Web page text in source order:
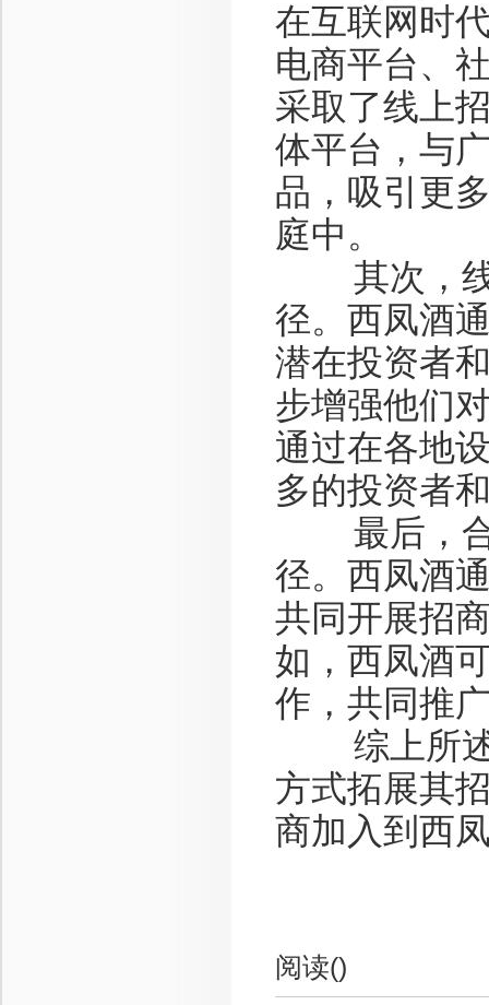
在互联网时
电商平台、
采取了线上
体平台，与
品，吸引更
庭中。
其次，线
径。西凤酒
潜在投资者
步增强他们
通过在各地
多的投资者
最后，合
径。西凤酒
共同开展招
如，西凤酒
作，共同推
综上所述
方式拓展其
商加入到西
阅读()